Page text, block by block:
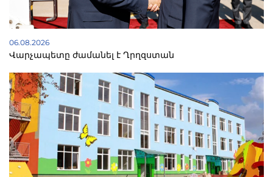
06.08.2026
Վարչապետը ժամանել է Ղրղզստան